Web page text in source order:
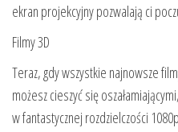
ekran projekcyjny pozwalają ci
Filmy 3D
Teraz, gdy wszystkie najnowsze
możesz cieszyć się
w fantastycznej rozdzielczości